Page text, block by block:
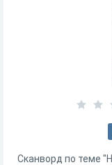
Сканворд по теме